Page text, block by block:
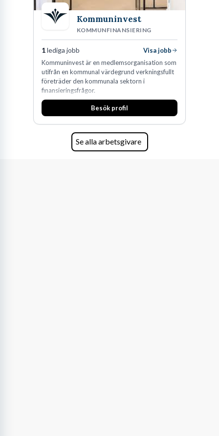
Kommuninvest
KOMMUNFINANSIERING
1lediga jobb
Visa jobb
Kommuninvest är en medlemsorganisation som
utifrån en kommunal värdegrund verkningsfullt
företräder den kommunala sektorn i
finansieringsfrågor.
Besök profil
Se alla arbetsgivare